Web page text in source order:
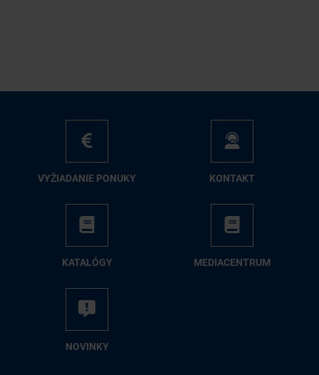
VY­ŽIA­DA­NIE PO­NU­KY KON­TAKT
KA­TA­LÓ­GY ME­DIA­CEN­TRUM
NO­VIN­KY